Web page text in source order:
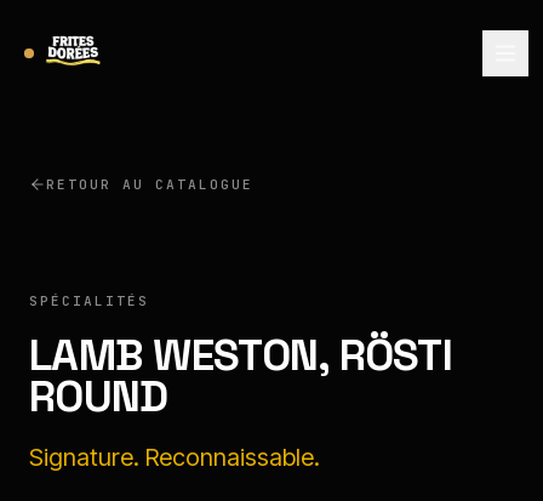
RETOUR AU CATALOGUE
SPÉCIALITÉS
LAMB WESTON, RÖSTI
ROUND
Signature. Reconnaissable.